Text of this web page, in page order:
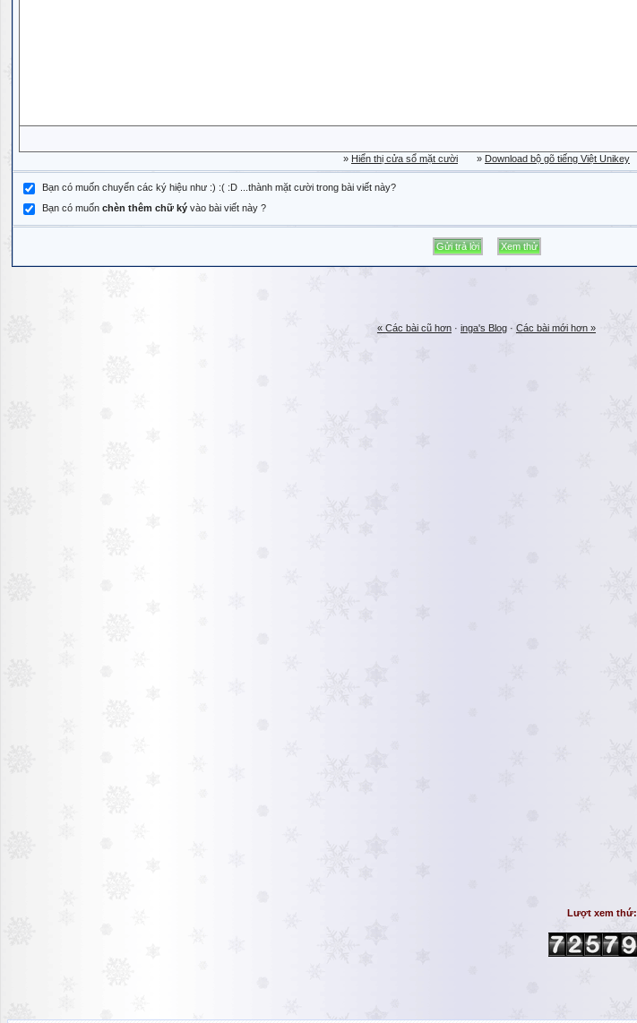
» Hiển thị cửa sổ mặt cười » Download bộ gõ tiếng Việt Unikey
Bạn có muốn chuyển các ký hiệu như :) :( :D ...thành mặt cười trong bài viết này?
Bạn có muốn chèn thêm chữ ký vào bài viết này ?
« Các bài cũ hơn · inga's Blog · Các bài mới hơn »
Lượt xem thứ: